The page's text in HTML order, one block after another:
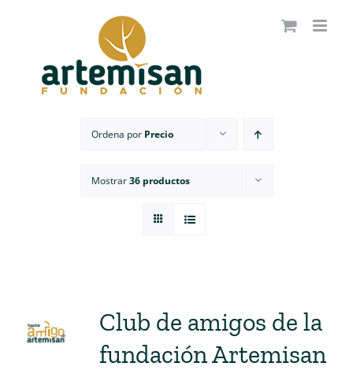
Ordena por Precio
Mostrar36 productos
Club de amigos de la
fundación Artemisan